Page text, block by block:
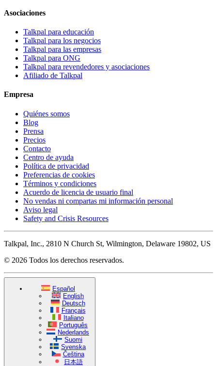
Asociaciones
Talkpal para educación
Talkpal para los negocios
Talkpal para las empresas
Talkpal para ONG
Talkpal para revendedores y asociaciones
Afiliado de Talkpal
Empresa
Quiénes somos
Blog
Prensa
Precios
Contacto
Centro de ayuda
Política de privacidad
Preferencias de cookies
Términos y condiciones
Acuerdo de licencia de usuario final
No vendas ni compartas mi información personal
Aviso legal
Safety and Crisis Resources
Talkpal, Inc., 2810 N Church St, Wilmington, Delaware 19802, US
© 2026 Todos los derechos reservados.
Español
English
Deutsch
Français
Italiano
Português
Nederlands
Suomi
Svenska
Čeština
日本語